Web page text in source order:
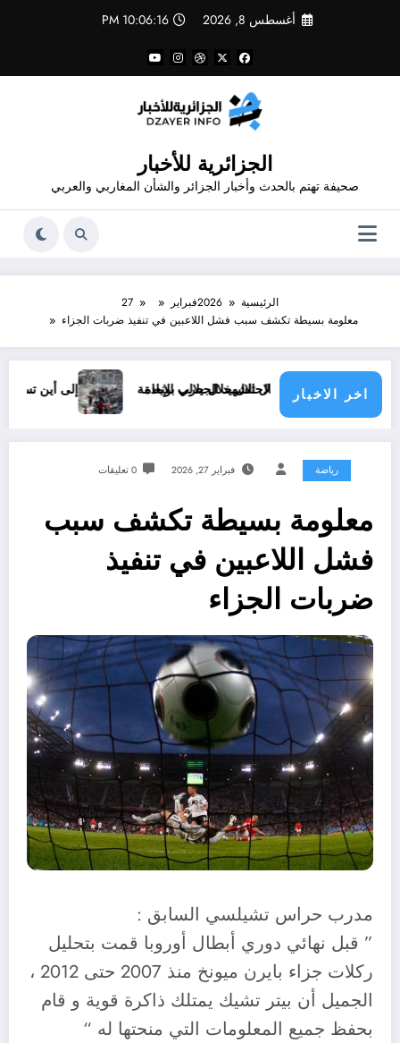
أغسطس 8, 2026 10:06:16 PM
الجزائرية للأخبار
صحيفة تهتم بالحدث وأخبار الجزائر والشأن المغاربي والعربي
الرئيسية 2026فبراير
27
معلومة بسيطة تكشف سبب فشل اللاعبين في تنفيذ ضربات الجزاء
اخر الاخبار
لنضال الشهيد الجيلالي بونعامة
جرائم الاحتلال خلال حرب الإبادة إلى أين تسير الأمور في
رياضة فبراير 27, 2026 0 تعليقات
معلومة بسيطة تكشف سبب
فشل اللاعبين في تنفيذ
ضربات الجزاء
‏مدرب حراس تشيلسي السابق :
” قبل نهائي دوري أبطال أوروبا قمت بتحليل
ركلات جزاء بايرن ميونخ منذ 2007 حتى 2012 ،
الجميل أن بيتر تشيك يمتلك ذاكرة قوية و قام
بحفظ جميع المعلومات التي منحتها له “